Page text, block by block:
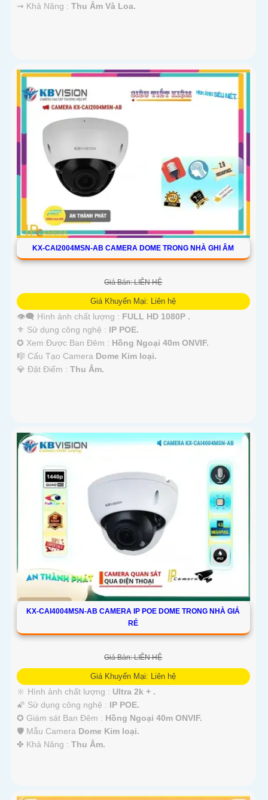
️⇝ Khả Năng : Thu Âm Và Loa.
KX-CAI2004MSN-AB CAMERA DOME TRONG NHÀ GHI ÂM
Giá Bán: LIÊN HỆ
Giá Khuyến Mại: Liên hệ
👁️‍🗨 Hình ảnh chất lượng : FULL HD 1080P .
⚜️ Sử dụng công nghệ : IP POE.
✪ Xem Được Ban Đêm : Hồng Ngoại 40m ONVIF.
🎼️ Cấu Tạo Camera Dome Kim loại.
️💎 Đặt Điểm : Thu Âm.
KX-CAI4004MSN-AB CAMERA IP POE DOME TRONG NHÀ GIÁ
RẺ
Giá Bán: LIÊN HỆ
Giá Khuyến Mại: Liên hệ
🔆 Hình ảnh chất lượng : Ultra 2k + .
🌠 Sử dụng công nghệ : IP POE.
✪ Giám sát Ban Đêm : Hồng Ngoại 40m ONVIF.
🛡 Mẫu Camera Dome Kim loại.
️✤ Khả Năng : Thu Âm.